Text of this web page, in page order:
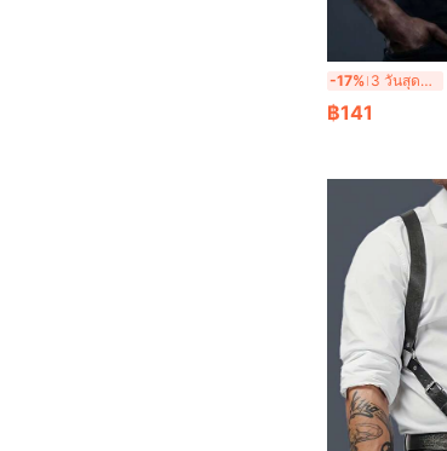
-17% 3 วันสุดท้าย
฿141